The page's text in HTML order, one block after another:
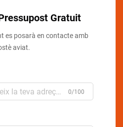
Gratuit
es posarà en contacte amb
aviat.
0/100